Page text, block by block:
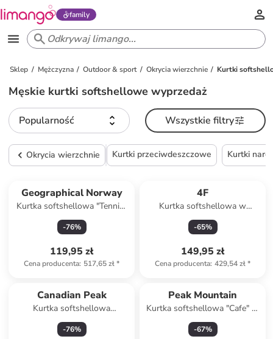
family
Sklep Mężczyzna Outdoor & sport Okrycia wierzchnie Kurtki
Męskie kurtki softshellowe wyprzedaż
Popularność Wszystkie filtry
Okrycia wierzchnie Kurtki przeciwdeszczowe Kurtki
Geographical Norway
Kurtka softshellowa "Tennis"
w kolorze granatowo-
pomarańczowym
-76%
119,95 zł
Cena producenta: 517,65 zł*
4F
Kurtka softshellowa w
kolorze czarnym
-65%
149,95 zł
Cena producenta: 429,54 zł*
Canadian Peak
Kurtka softshellowa
"Timberlake" w kolorze
granatowym
-76%
Peak Mountain
Kurtka softshellowa "Cafe" w
kolorze szarym
-67%